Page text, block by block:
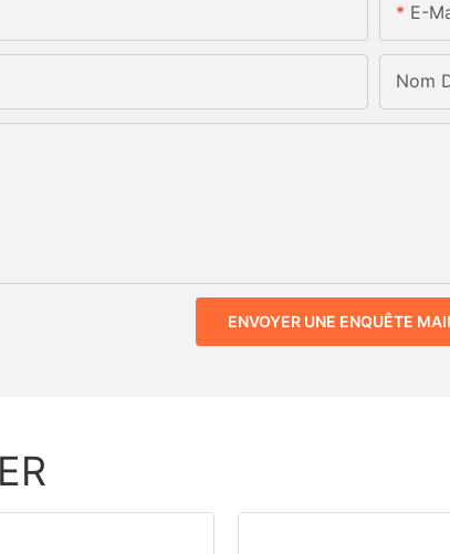
E-
Nom
ENVOYER UNE ENQUÊTE